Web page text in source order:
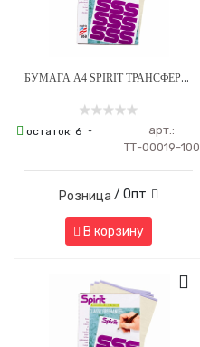
БУМАГА А4 SPIRIT ТРАНСФЕРНАЯ ДЛЯ РУЧНОГО ПЕРЕВОДА CLASSIC FREEHAND - 100 ШТ
остаток:6
арт.:
ТТ-00019-100
Розница / Опт
В корзину